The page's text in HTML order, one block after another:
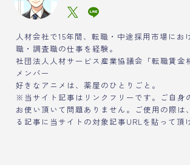
人材会社で15年間、転職・中途採用市場にお
職・調査職の仕事を経験。
社団法人人材サービス産業協議会「転職賃金
メンバー
好きなアニメは、薬屋のひとりごと。
※当サイト記事はリンクフリーです。ご自身
お使い頂いて問題ありません。ご使用の際は
る記事に当サイトの対象記事URLを貼って頂